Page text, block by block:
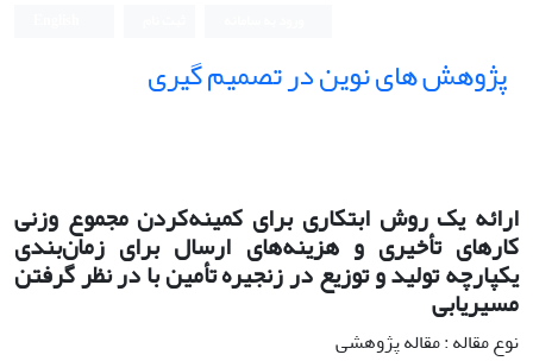
پژوهش های نوین در تصمیم گیری
ارائه یک روش ابتکاری برای کمینه‌کردن مجموع وزنی
کارهای تأخیری و هزینه‌های ارسال برای زمان‌بندی
یکپارچه تولید و توزیع در زنجیره تأمین با در نظر گرفتن
مسیریابی
نوع مقاله : مقاله پژوهشی